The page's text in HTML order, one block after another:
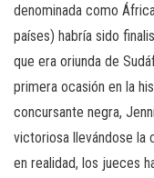
denominada como
países) habría sido
que era oriunda de
primera ocasión en la
concursante negra,
victoriosa llevándose la
en realidad, los jueces